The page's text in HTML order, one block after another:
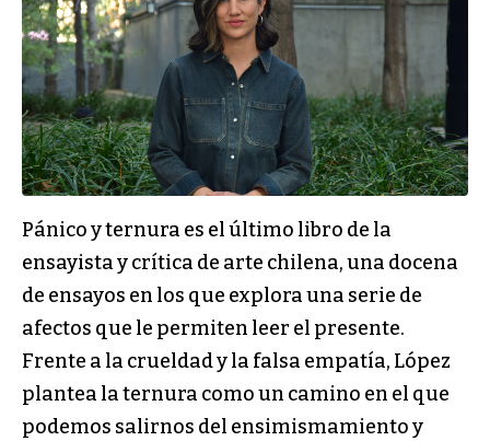
Pánico y ternura es el último libro de la
ensayista y crítica de arte chilena, una docena
de ensayos en los que explora una serie de
afectos que le permiten leer el presente.
Frente a la crueldad y la falsa empatía, López
plantea la ternura como un camino en el que
podemos salirnos del ensimismamiento y